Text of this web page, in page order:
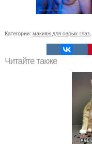
Категории: макияж для серых глаз,
Читайте также